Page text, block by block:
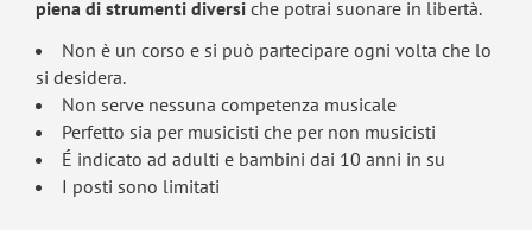
piena di strumenti diversiche potrai suonare in libertà.
Non è un corso e si può partecipare ogni volta che lo
si desidera.
Non serve nessuna competenza musicale
Perfetto sia per musicisti che per non musicisti
É indicato ad adulti e bambini dai 10 anni in su
I posti sono limitati